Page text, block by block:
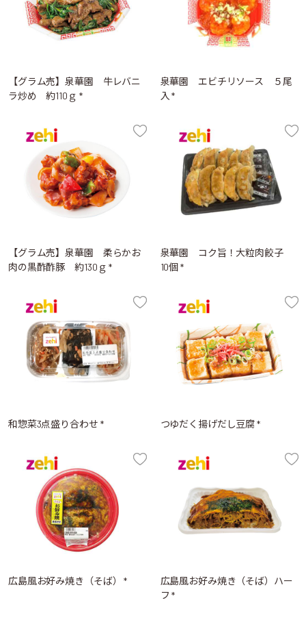
【グラム売】泉華園 牛レバニ
ラ炒め 約110ｇ *
泉華園 エビチリソース ５尾
入 *
【グラム売】泉華園 柔らかお
肉の黒酢酢豚 約130ｇ *
泉華園 コク旨！大粒肉餃子
10個 *
和惣菜3点盛り合わせ * つゆだく揚げだし豆腐 *
広島風お好み焼き（そば） *
広島風お好み焼き（そば）ハー
フ *